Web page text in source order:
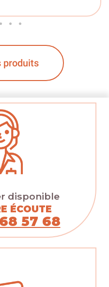
produits
disponible
ÉCOUTE
57 68